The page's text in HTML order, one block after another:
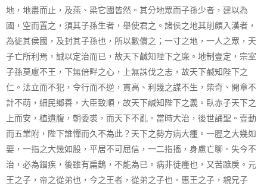
地，地盡而止，及燕、梁它國皆然。其分地眾而子孫少者，建以為
國，空而置之，須其子孫生者，舉使君之。諸侯之地其削頗入漢者，
為徙其侯國，及封其子孫也，所以數償之；一寸之地，一人之眾，天
子亡所利焉，誠以定治而已，故天下鹹知陛下之廉。地制壹定，宗室
子孫莫慮不王，下無倍畔之心，上無誅伐之志，故天下鹹知陛下之
仁。法立而不犯，令行而不逆，貫高、利幾之謀不生，柴奇、開章不
計不萌，細民鄉善，大臣致順，故天下鹹知陛下之義。臥赤子天下之
上而安，植遺腹，朝委裘，而天下不亂。當時大治，後世誦聖。壹動
而五業附，陛下誰憚而久不為此？天下之勢方病大瘇。一脛之大幾如
要，一指之大幾如股，平居不可屈信，一二指搐，身慮亡聊。失今不
治，必為錮疾，後雖有扁鵲，不能為已。病非徒瘇也，又苦蹠戾。元
王之子，帝之從弟也，今之王者，從弟之子也。惠王之子，親兄子